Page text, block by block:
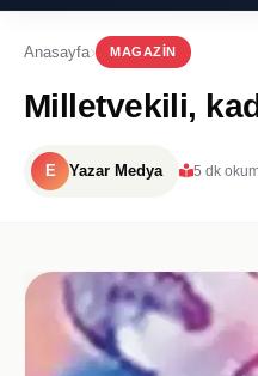
Anasayfa MAGAZIN
Milletvekili,
E Yazar Medya 5 dk